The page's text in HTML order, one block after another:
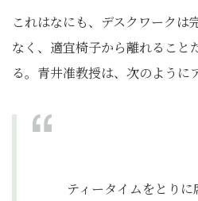
これはなにも、デスクワークは
なく、適宜椅子から離れること
る。青井准教授は、次のように
ティータイムをとり